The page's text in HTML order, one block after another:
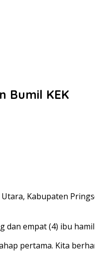
Bumil KEK
Kabupaten
empat (4) ibu hamil
pertama. Kita